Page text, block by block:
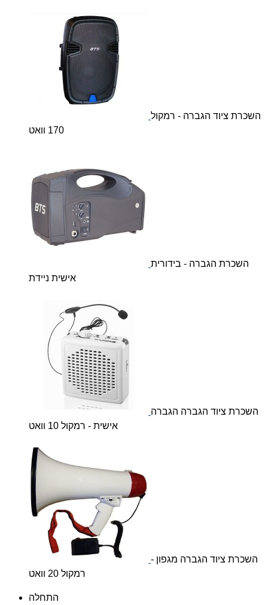
השכרת ציוד הגברה - רמקול
170 וואט
השכרת הגברה - בידורית
אישית ניידת
השכרת ציוד הגברה הגברה
אישית - רמקול 10 וואט
השכרת ציוד הגברה מגפון -
רמקול 20 וואט
התחלה